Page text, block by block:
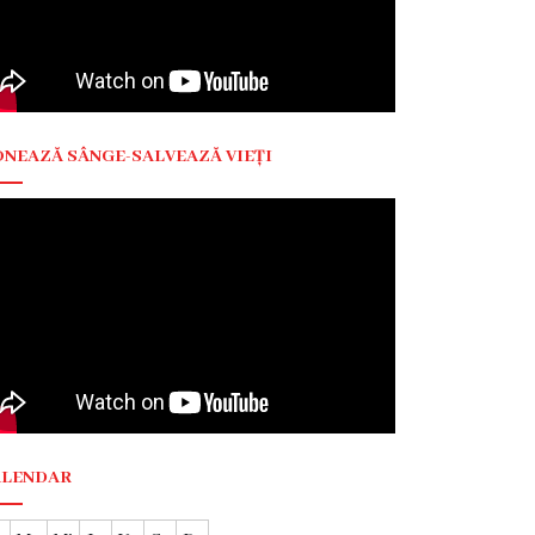
SÂNGE-SALVEAZĂ VIEȚI